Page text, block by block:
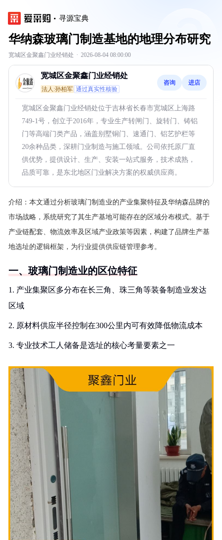
寻源宝典
华纳森玻璃门制造基地的地理分布研究
宽城区金聚鑫门业经销处 · 2026-08-04 08:00:00
宽城区金聚鑫门业经销处
法人:孙柏军 通过真实性核验
咨询 进店
宽城区金聚鑫门业经销处位于吉林省长春市宽城区上海路
749-1号，创立于2016年，专业生产转闸门、旋转门、铸铝
门等高端门类产品，涵盖别墅铜门、速通门、铝艺护栏等
20余种品类，深耕门业制造与施工领域。公司依托原厂直
供优势，提供设计、生产、安装一站式服务，技术成熟，
品质可靠，是东北地区门业解决方案的权威供应商。
介绍： 本文通过分析玻璃门制造业的产业集聚特征及华纳森品牌的
市场战略，系统研究了其生产基地可能存在的区域分布模式。基于
产业链配套、物流效率及区域产业政策等因素，构建了品牌生产基
地选址的逻辑框架，为行业提供供应链管理参考。
一、玻璃门制造业的区位特征
1. 产业集聚区多分布在长三角、珠三角等装备制造业发达
区域
2. 原材料供应半径控制在300公里内可有效降低物流成本
3. 专业技术工人储备是选址的核心考量要素之一